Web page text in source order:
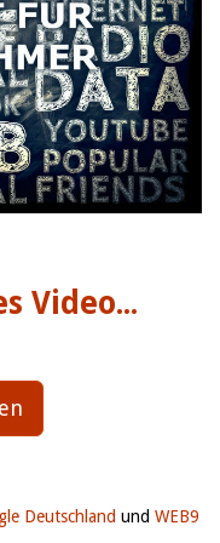
Video...
Deutschland und WEB9